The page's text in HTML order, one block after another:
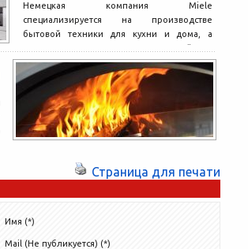
Немецкая компания Miele
специализируется на производстве
бытовой техники для кухни и дома, а
также продукции, используемой в
профессиональной и медицинской...
Страница для печати
Имя (*)
Mail (Не публикуется) (*)